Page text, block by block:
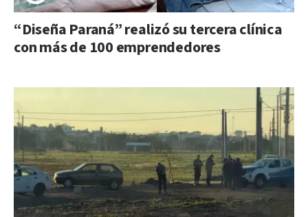
“Diseña Paraná” realizó su tercera clínica
con más de 100 emprendedores